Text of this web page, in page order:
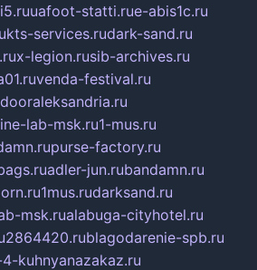
uafoot-statti.rue-abis1c.ru
kts-services.rudark-sand.ru
x-legion.rusib-archives.ru
venda-festival.ru
dooraleksandria.ru
lab-msk.ru1-mus.ru
purse-factory.ru
adler-jun.rubandamn.ru
1mus.rudarksand.ru
msk.rualabuga-cityhotel.ru
2864420.rublagodarenie-spb.ru
kuhnyanazakaz.ru